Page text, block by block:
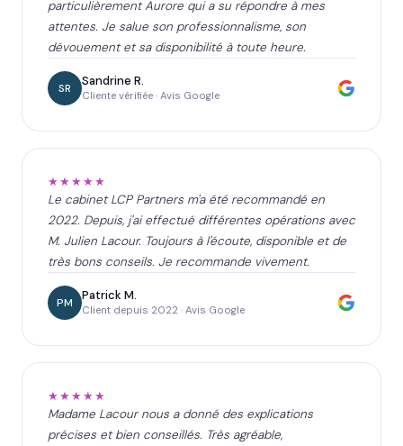
particulièrement Aurore qui a su répondre à mes
attentes. Je salue son professionnalisme, son
dévouement et sa disponibilité à toute heure.
SR Sandrine R.
Cliente vérifiée · Avis Google
★★★★★
Le cabinet LCP Partners m'a été recommandé en
2022. Depuis, j'ai effectué différentes opérations avec
M. Julien Lacour. Toujours à l'écoute, disponible et de
très bons conseils. Je recommande vivement.
PM Patrick M.
Client depuis 2022 · Avis Google
★★★★★
Madame Lacour nous a donné des explications
précises et bien conseillés. Très agréable,